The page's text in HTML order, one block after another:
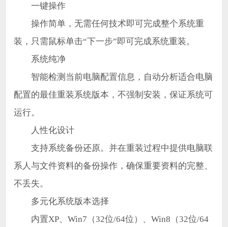
一键操作
操作简单，无需任何技术即可完成整个系统重
装，只需鼠标单击“下一步”即可完成系统重装。
系统纯净
智能检测当前电脑配置信息，自动分析适合电脑
配置的最佳重装系统版本，不强制安装，保证系统可
运行。
人性化设计
支持系统备份还原。并在重装过程中提供电脑联
系人与文件资料的备份操作，确保重要资料的完整、
不丢失。
多元化系统版本选择
内置XP、Win7（32位/64位）、Win8（32位/64